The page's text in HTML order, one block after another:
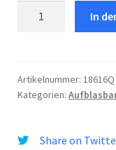
In
Artikelnummer: 18616Q
Kategorien:
Share on